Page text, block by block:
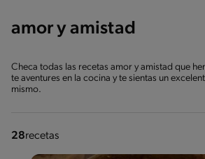
amor y amistad
Checa todas las recetas amor y amistad que
te aventures en la cocina y te sientas un
mismo.
28recetas